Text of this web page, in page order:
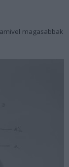
magasabbak